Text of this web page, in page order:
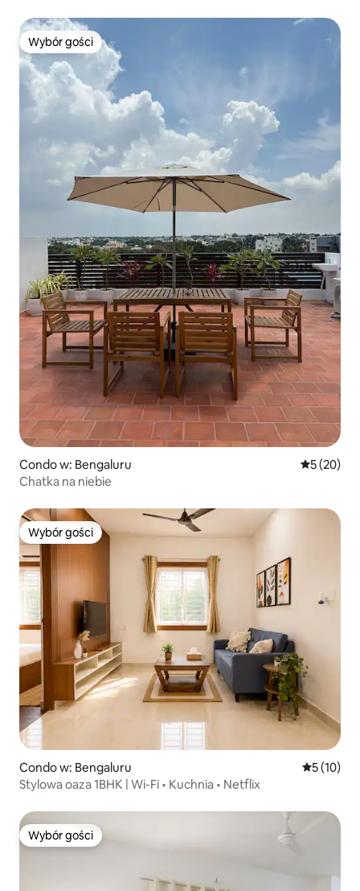
Wybór gości
Wybór gości
Condo w: Bengaluru Średnia
5 (20)
Chatka na niebie
Wybór gości
Wybór gości
Condo w: Bengaluru Średnia
5 (10)
Stylowa oaza 1BHK | Wi-Fi • Kuchnia • Netflix
Wybór gości
Wybór gości